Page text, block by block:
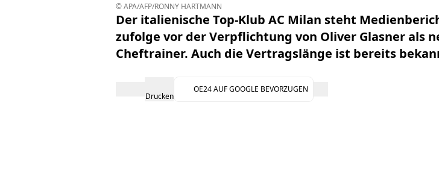
© APA/AFP/RONNY HARTMANN
Der italienische Top-Klub AC Milan steht
zufolge vor der Verpflichtung von Oliver Glasner als
Cheftrainer. Auch die Vertragslänge ist bereits
Drucken
OE24 AUF GOOGLE BEVORZUGEN